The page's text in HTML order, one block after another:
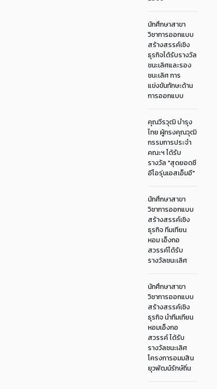
นักศึกษาสาขา
วิชาการออกแบบ
สร้างสรรค์เชิง
ธุรกิจได้รับรางวัล
ชนะเลิศและรอง
ชนะเลิศ การ
แข่งขันทักษะด้าน
การออกแบบ
คุณวีรวุฒิ บำรุง
ไทย ผู้ทรงคุณวุฒิ
กรรมการประจำ
คณะฯ ได้รับ
รางวัล "สุดยอดซี
อีโอรุ่นเอสเอ็มอี"
นักศึกษาสาขา
วิชาการออกแบบ
สร้างสรรค์เชิง
ธุรกิจ ทีมเทียน
หอม เอ็งกอ
สวรรค์ได้รับ
รางวัลชนะเลิศ
นักศึกษาสาขา
วิชาการออกแบบ
สร้างสรรค์เชิง
ธุรกิจ นำทีมเทียน
หอมเอ็งกอ
สวรรค์ ได้รับ
รางวัลชนะเลิศ
โครงการอมมสิน
ยุวพัฒน์รักษ์ถิ่น